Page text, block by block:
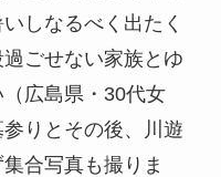
しなるべく出たく
ごせない家族とゆ
広島県・30代女
りとその後、川遊
合写真も撮りま